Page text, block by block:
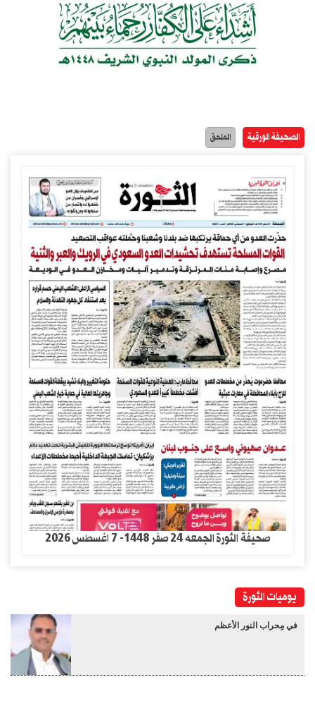
الصحيفة الورقية الملحق
صحيفة الثورة الجمعه 24 صفر 1448- 7 اغسطس 2026
يوميات الثورة
في مِحراب النور الأعظم